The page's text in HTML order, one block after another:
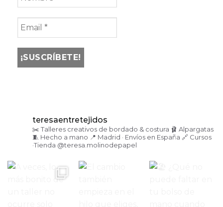
teresaentretejidos
✂️ Talleres creativos de bordado & costura 🩰 Alpargatas
🧵 Hecho a mano 📍 Madrid · Envíos en España 🔗 Cursos
·Tienda @teresa.molinodepapel